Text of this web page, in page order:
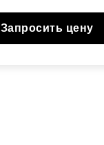
Запросить цену